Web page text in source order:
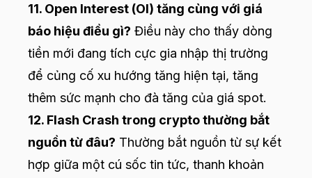
11. Open Interest (OI) tăng cùng với giá
báo hiệu điều gì? Điều này cho thấy dòng
tiền mới đang tích cực gia nhập thị trường
để củng cố xu hướng tăng hiện tại, tăng
thêm sức mạnh cho đà tăng của giá spot.
12. Flash Crash trong crypto thường bắt
nguồn từ đâu? Thường bắt nguồn từ sự kết
hợp giữa một cú sốc tin tức, thanh khoản